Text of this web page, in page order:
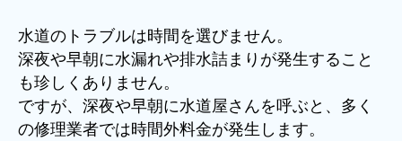
水道のトラブルは時間を選びません。
深夜や早朝に水漏れや排水詰まりが発生すること
も珍しくありません。
ですが、深夜や早朝に水道屋さんを呼ぶと、多く
の修理業者では時間外料金が発生します。